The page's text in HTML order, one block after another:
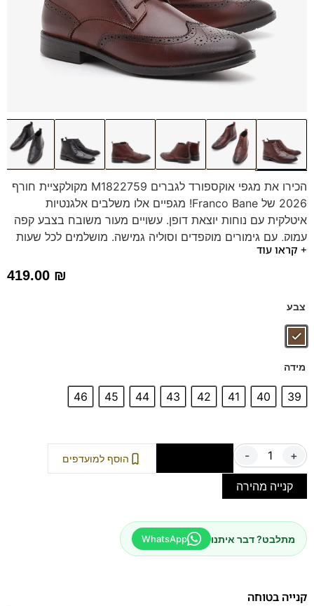
הכירו את מגפי אוקספורד לגברים M1822759 מקולקציית חורף
2026 של Franco Bane! מגפיים אלו משלבים אלגנטיות
איטלקית עם נוחות יוצאת דופן. עשויים מעור משובח בצבע קפה
עמוק, עם גימורים מוקפדים וסוליה גמישה. מושלמים לכל שעות
היום, מעניקים סטייל וביטחון בכל צעד. זמינים עכשיו באתר
+ קראו עוד
419.00 ₪
צבע
מידה
39
40
41
42
43
44
45
46
- + הוסף למועדפים
קנייה מהירה
מתלבט? דבר איתנו WhatsApp
קנייה בטוחה